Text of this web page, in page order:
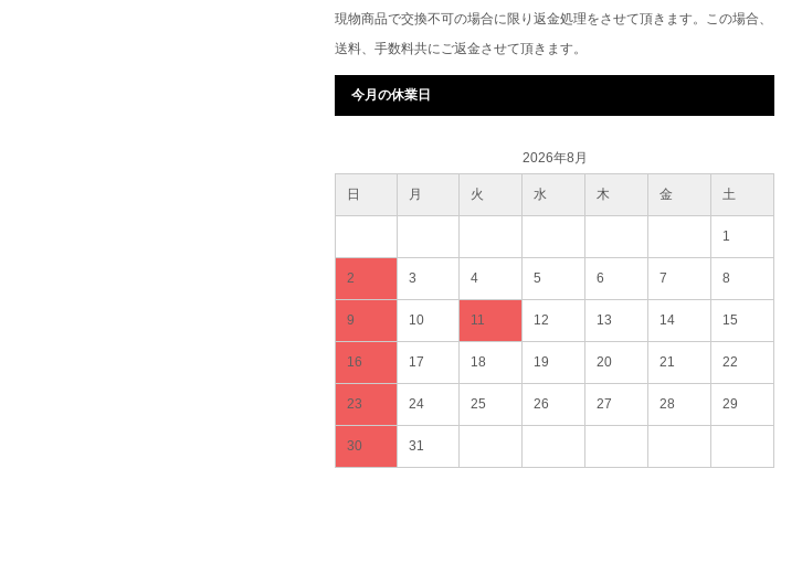
現物商品で交換不可の場合に限り返金処理をさせて頂きます。この場合、
送料、手数料共にご返金させて頂きます。
今月の休業日
2026年8月
日 月 火 水 木 金 土
1
2 3 4 5 6 7 8
9 10 11 12 13 14 15
16 17 18 19 20 21 22
23 24 25 26 27 28 29
30 31